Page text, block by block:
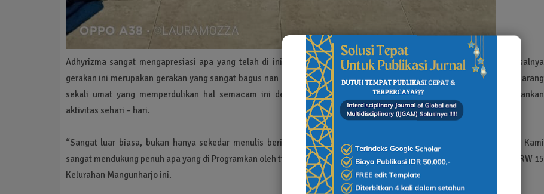
Adhyrizma sangat mengapresiasi apa yang telah di inisiasi oleh beberapa media yang tergabung di GMBQ ini. Pasalnya
gerakan ini merupakan gerakan yang sangat bagus nan mulya sekali serta patut diacungi jempol. Menurutnya sangat jarang
sekali umat yang memperdulikan hal semacam ini dengan alasan berbagai macam kesibukannya dalam menjalankan
aktivitas sehari – hari.
“Sangat luar biasa, bukan hanya sekedar menulis berita akan tetapi juga mempunyai jiwa kesosialan yang tinggi. Kami
sangat mendukung penuh apa yang di Programkan oleh tim GMBQ ini,” Ujar Adhy yang baru saja terpilih menjadi Ketua RW 15
Kelurahan Mangunharjo ini.